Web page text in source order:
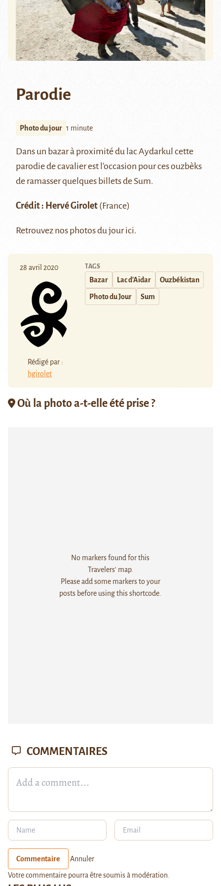
Parodie
Photo du jour 1 minute
Dans un bazar à proximité du lacAydarkul cette
parodie de cavalier est l’occasion pour ces ouzbèks
de ramasser quelques billets de Sum.
Crédit : Hervé Girolet (France)
Retrouvez nos photos du jourici.
28 avril 2020
Rédigé par :
hgirolet
TAGS
Bazar Lac d'Aïdar Ouzbékistan
Photo du Jour Sum
Où la photo a-t-elle été prise ?
No markers found for this
Travelers' map.
Please add some markers to your
posts before using this shortcode.
COMMENTAIRES
Commentaire Annuler
Votre commentaire pourra être soumis à modération.